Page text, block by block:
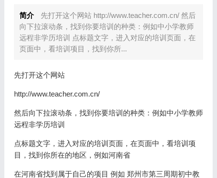
简介
先打开这个网站 http://www.teacher.com.cn/ 然后
向下拉滚动条，找到你要培训的种类：例如中小学教师
远程非学历培训 点标题文字，进入对应的培训页面，在
页面中，看培训项目，找到你所...
先打开这个网站
http://www.teacher.com.cn/
然后向下拉滚动条，找到你要培训的种类：例如中小学教师
远程非学历培训
点标题文字，进入对应的培训页面，在页面中，看培训项
目，找到你所在的地区，例如河南省
在河南省找到属于自己的项目 例如 郑州市第三周期初中教